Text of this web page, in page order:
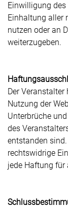
Einwilligung
Einhaltung aller
nutzen oder an
weiterzugeben.
Der
Nutzung der
Unterbrüche
des
entstanden
rechtswidrige
jede Haftung für